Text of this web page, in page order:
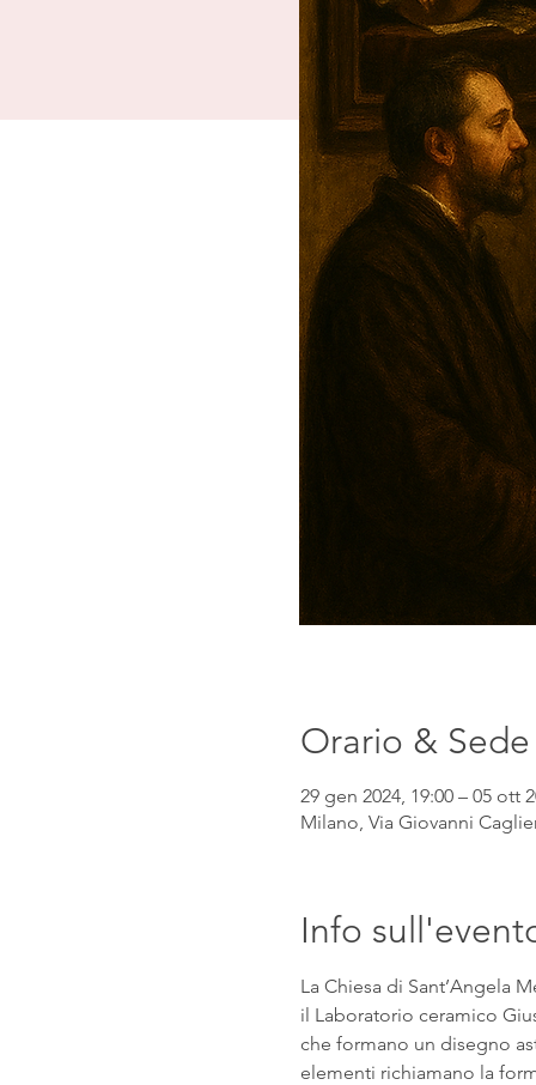
Orario & Sede
29 gen 2024, 19:00 – 05 ott
Milano, Via Giovanni
Info
La Chiesa di Sant’Angela
il Laboratorio ceramico
che formano un disegno
elementi richiamano la